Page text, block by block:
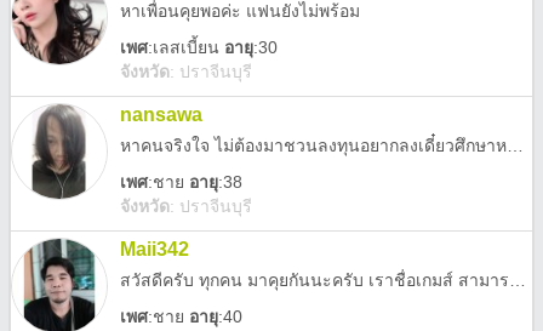
หาเพื่อนคุยพอค่ะ แฟนยังไม่พร้อม
เพศ:เลสเบี้ยน อายุ:30
จังหวัด: ปราจีนบุรี
nansawa
เพศ:ชาย อายุ:38
จังหวัด: ปราจีนบุรี
Maii342
เพศ:ชาย อายุ:40